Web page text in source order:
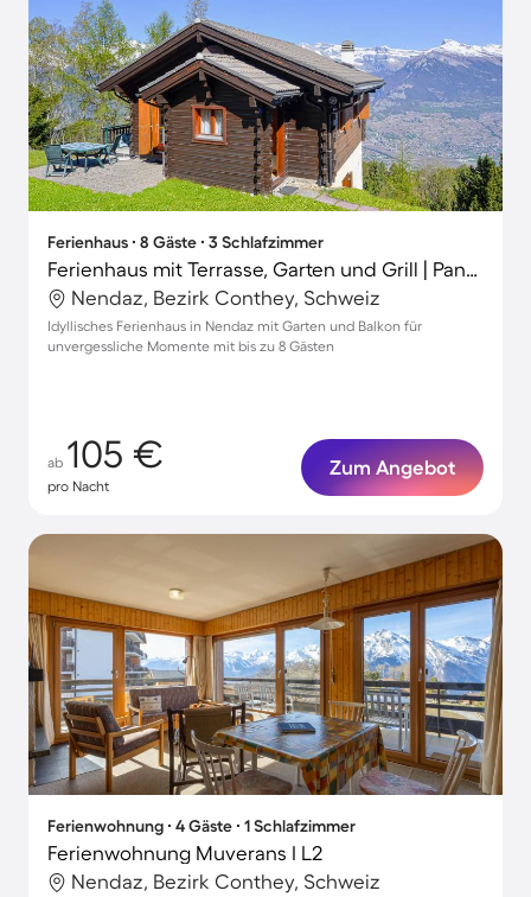
Ferienhaus ∙ 8 Gäste ∙ 3 Schlafzimmer
Ferienhaus mit Terrasse, Garten und Grill | Panoramablick
Nendaz, Bezirk Conthey, Schweiz
Idyllisches Ferienhaus in Nendaz mit Garten und Balkon für
unvergessliche Momente mit bis zu 8 Gästen
ab 105 €
pro Nacht
Zum Angebot
Ferienwohnung ∙ 4 Gäste ∙ 1 Schlafzimmer
Ferienwohnung Muverans I L2
Nendaz, Bezirk Conthey, Schweiz